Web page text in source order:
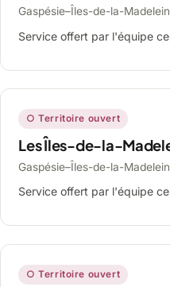
Gaspésie–Îles-de-la-
Service offert par l'équipe
○ Territoire ouvert
Les Îles-de-la-
Gaspésie–Îles-de-la-
Service offert par l'équipe
○ Territoire ouvert